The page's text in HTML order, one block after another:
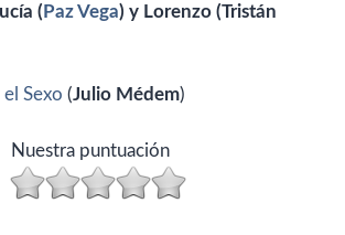
( Paz Vega) y Lorenzo (Tristán
el Sexo (Julio Médem)
Nuestra puntuación